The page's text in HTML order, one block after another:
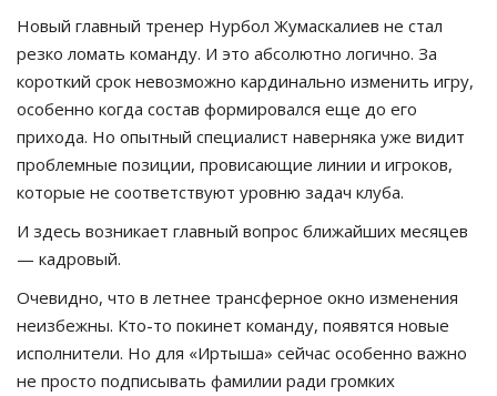
Новый главный тренер Нурбол Жумаскалиев не стал
резко ломать команду. И это абсолютно логично. За
короткий срок невозможно кардинально изменить игру,
особенно когда состав формировался еще до его
прихода. Но опытный специалист наверняка уже видит
проблемные позиции, провисающие линии и игроков,
которые не соответствуют уровню задач клуба.
И здесь возникает главный вопрос ближайших месяцев
— кадровый.
Очевидно, что в летнее трансферное окно изменения
неизбежны. Кто-то покинет команду, появятся новые
исполнители. Но для «Иртыша» сейчас особенно важно
не просто подписывать фамилии ради громких